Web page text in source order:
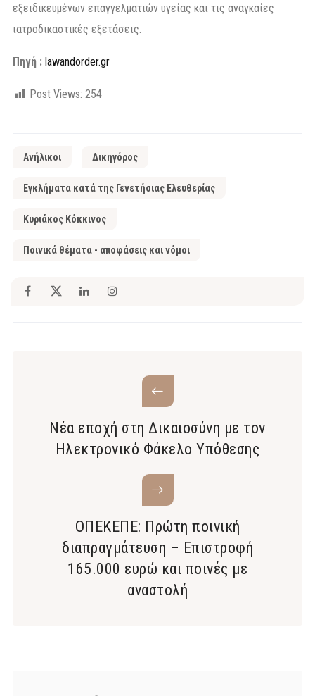
εξειδικευμένων επαγγελματιών υγείας και τις αναγκαίες
ιατροδικαστικές εξετάσεις.
Πηγή : lawandorder.gr
Post Views: 254
Ανήλικοι Δικηγόρος
Εγκλήματα κατά της Γενετήσιας Ελευθερίας
Κυριάκος Κόκκινος
Ποινικά θέματα - αποφάσεις και νόμοι
Νέα εποχή στη Δικαιοσύνη με τον
Ηλεκτρονικό Φάκελο Υπόθεσης
ΟΠΕΚΕΠΕ: Πρώτη ποινική
διαπραγμάτευση – Επιστροφή
165.000 ευρώ και ποινές με
αναστολή